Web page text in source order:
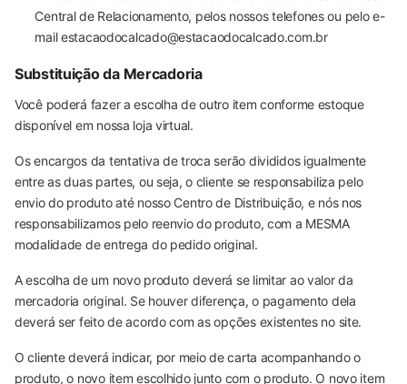
Central de Relacionamento, pelos nossos telefones ou pelo e-
mail estacaodocalcado@estacaodocalcado.com.br
Substituição da Mercadoria
Você poderá fazer a escolha de outro item conforme estoque
disponível em nossa loja virtual.
Os encargos da tentativa de troca serão divididos igualmente
entre as duas partes, ou seja, o cliente se responsabiliza pelo
envio do produto até nosso Centro de Distribuição, e nós nos
responsabilizamos pelo reenvio do produto, com a MESMA
modalidade de entrega do pedido original.
A escolha de um novo produto deverá se limitar ao valor da
mercadoria original. Se houver diferença, o pagamento dela
deverá ser feito de acordo com as opções existentes no site.
O cliente deverá indicar, por meio de carta acompanhando o
produto, o novo item escolhido junto com o produto. O novo item